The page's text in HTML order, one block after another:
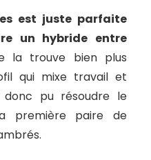
est juste parfaite
un hybride entre
la trouve bien plus
qui mixe travail et
pu résoudre le
première paire de